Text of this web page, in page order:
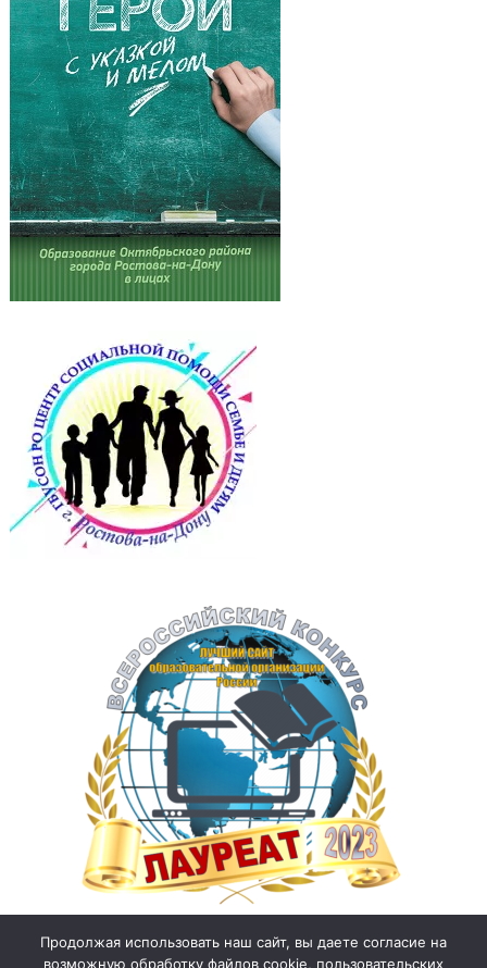
Продолжая использовать наш сайт, вы даете согласие на
возможную обработку файлов cookie, пользовательских